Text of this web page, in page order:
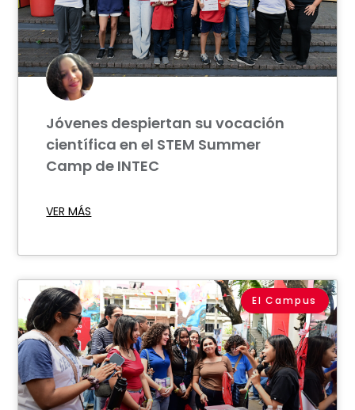
Jóvenes despiertan su vocación
científica en el STEM Summer
Camp de INTEC
VER MÁS
El Campus